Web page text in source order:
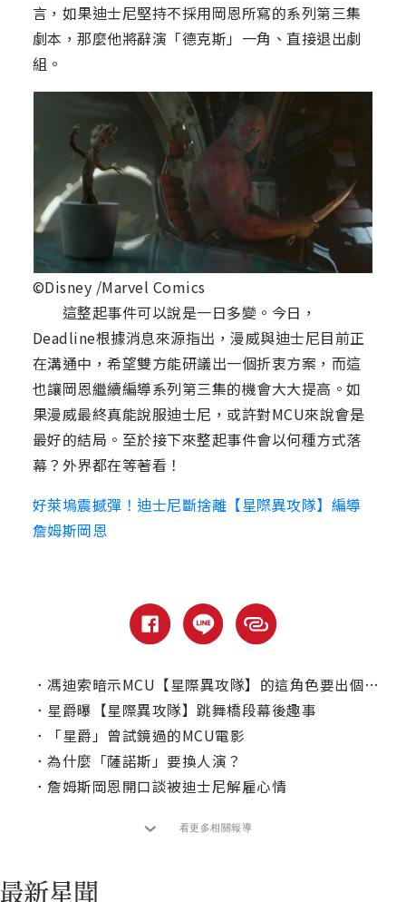
言，如果迪士尼堅持不採用岡恩所寫的系列第三集
劇本，那麼他將辭演「德克斯」一角、直接退出劇
組。
©Disney /Marvel Comics
這整起事件可以說是一日多變。今日，
Deadline根據消息來源指出，漫威與迪士尼目前正
在溝通中，希望雙方能研議出一個折衷方案，而這
也讓岡恩繼續編導系列第三集的機會大大提高。如
果漫威最終真能說服迪士尼，或許對MCU來說會是
最好的結局。至於接下來整起事件會以何種方式落
幕？外界都在等著看！
好萊塢震撼彈！迪士尼斷捨離【星際異攻隊】編導
詹姆斯岡恩
． 馮迪索暗示MCU【星際異攻隊】的這角色要出個人電影了？
． 星爵曝【星際異攻隊】跳舞橋段幕後趣事
．
「星爵」曾試鏡過的MCU電影
． 為什麼「薩諾斯」要換人演？
． 詹姆斯岡恩開口談被迪士尼解雇心情
看更多相關報導